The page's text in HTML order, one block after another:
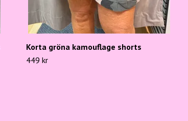
Korta gröna kamouflage shorts
449 kr